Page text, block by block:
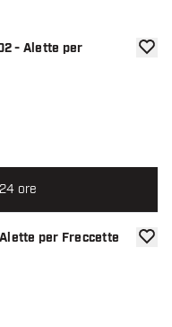
- Alette per
per Freccette
ore